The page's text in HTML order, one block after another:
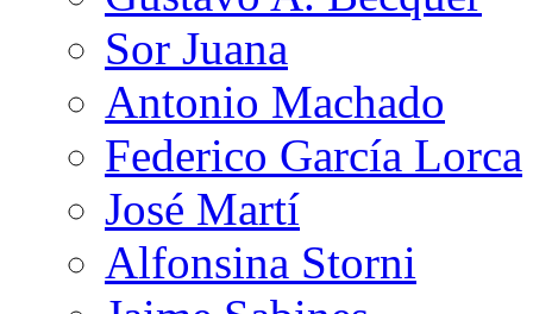
Sor Juana
Antonio Machado
Federico García Lorca
José Martí
Alfonsina Storni